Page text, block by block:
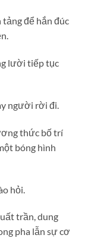
tảng để hắn đúc
lười tiếp tục
người rời đi.
thức bố trí
bóng hình
hỏi.
trần, dung
pha lẫn sự cơ